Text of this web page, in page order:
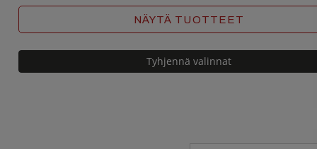
NÄYTÄ TUOTTEET
Tyhjennä valinnat